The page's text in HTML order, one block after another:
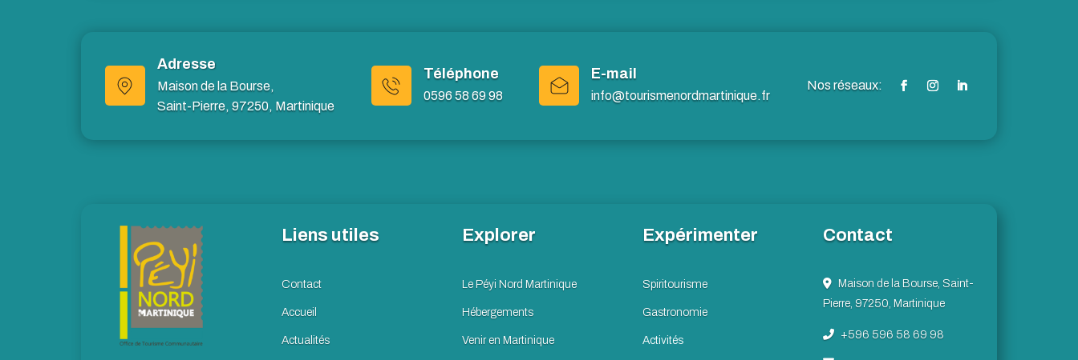
Adresse
Maison de la Bourse,
Saint-Pierre, 97250, Martinique
Téléphone
0596 58 69 98
E-mail
info@tourismenordmartinique.fr
Liens utiles
Contact
Accueil
Actualités
Explorer
Le Péyi Nord Martinique
Hébergements
Venir en Martinique
Expérimenter
Spiritourisme
Gastronomie
Activités
Contact
Maison de la Bourse, Saint-
Pierre, 97250, Martinique
+596 596 58 69 98